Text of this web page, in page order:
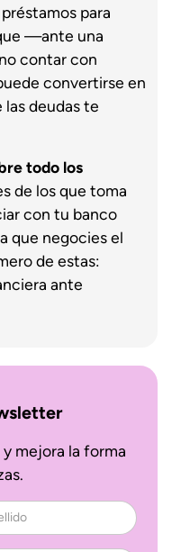
para
—ante una
contar con
convertirse en
deudas te
todo los
de los que toma
con tu banco
que negocies el
de estas:
ante
mejora la forma